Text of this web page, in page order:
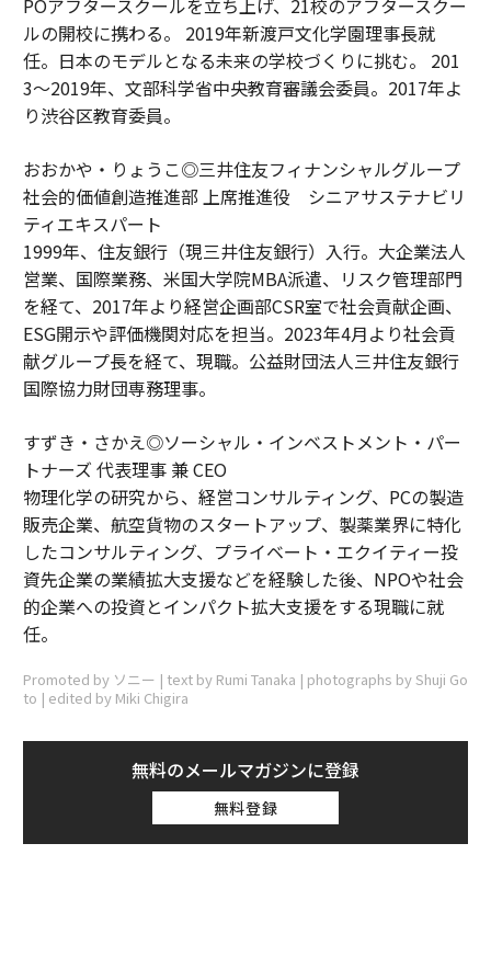
POアフタースクールを立ち上げ、21校のアフタースクー
ルの開校に携わる。 2019年新渡戸文化学園理事長就
任。日本のモデルとなる未来の学校づくりに挑む。 201
3～2019年、文部科学省中央教育審議会委員。2017年よ
り渋谷区教育委員。
おおかや・りょうこ◎三井住友フィナンシャルグループ
社会的価値創造推進部 上席推進役 シニアサステナビリ
ティエキスパート
1999年、住友銀行（現三井住友銀行）入行。大企業法人
営業、国際業務、米国大学院MBA派遣、リスク管理部門
を経て、2017年より経営企画部CSR室で社会貢献企画、
ESG開示や評価機関対応を担当。2023年4月より社会貢
献グループ長を経て、現職。公益財団法人三井住友銀行
国際協力財団専務理事。
すずき・さかえ◎ソーシャル・インベストメント・パー
トナーズ 代表理事 兼 CEO
物理化学の研究から、経営コンサルティング、PCの製造
販売企業、航空貨物のスタートアップ、製薬業界に特化
したコンサルティング、プライベート・エクイティー投
資先企業の業績拡大支援などを経験した後、NPOや社会
的企業への投資とインパクト拡大支援をする現職に就
任。
Promoted by ソニー | text by Rumi Tanaka | photographs by Shuji Go
to | edited by Miki Chigira
無料のメールマガジンに登録
無料登録